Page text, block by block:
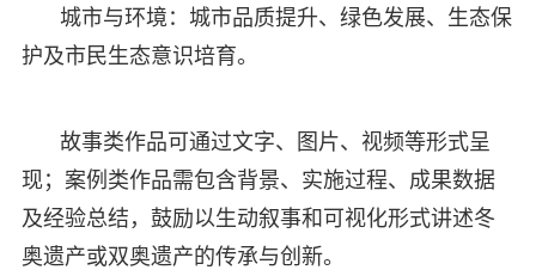
城市与环境：城市品质提升、绿色发展、生态保
护及市民生态意识培育。
故事类作品可通过文字、图片、视频等形式呈
现；案例类作品需包含背景、实施过程、成果数据
及经验总结，鼓励以生动叙事和可视化形式讲述冬
奥遗产或双奥遗产的传承与创新。